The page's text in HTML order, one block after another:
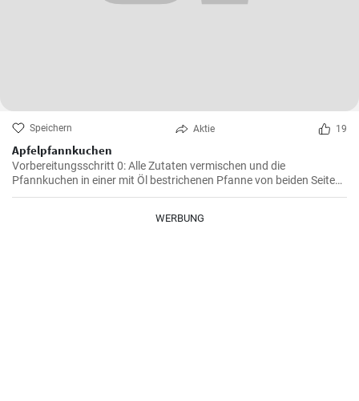
Speichern Aktie 19
Apfelpfannkuchen
Vorbereitungsschritt 0: Alle Zutaten vermischen und die
Pfannkuchen in einer mit Öl bestrichenen Pfanne von beiden Seiten
braten.
WERBUNG